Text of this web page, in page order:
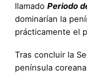
llamado Periodo
dominarían la
prácticamente el
Tras concluir la
península